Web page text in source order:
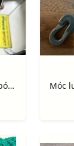
Cáp căng lưới sân bóng, nhúng kẽm